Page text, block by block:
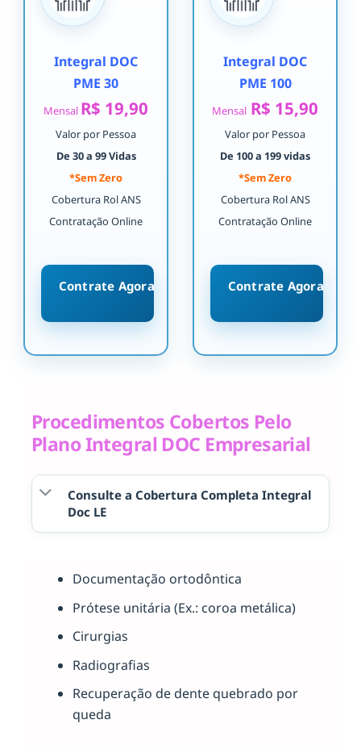
Integral DOC
PME 30
Mensal R$ 19,90
Valor por Pessoa
De 30 a 99 Vidas
*Sem Zero
Cobertura Rol ANS
Contratação Online
Contrate Agora
Integral DOC
PME 100
Mensal R$ 15,90
Valor por Pessoa
De 100 a 199 vidas
*Sem Zero
Cobertura Rol ANS
Contratação Online
Contrate Agora
Procedimentos Cobertos Pelo
Plano Integral DOC Empresarial
Consulte a Cobertura Completa Integral
Doc LE
Documentação ortodôntica
Prótese unitária (Ex.: coroa metálica)
Cirurgias
Radiografias
Recuperação de dente quebrado por
queda